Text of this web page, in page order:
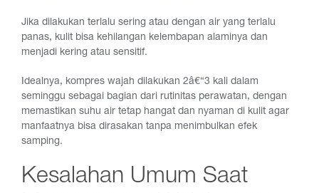
Jika dilakukan terlalu sering atau dengan air yang terlalu
panas, kulit bisa kehilangan kelembapan alaminya dan
menjadi kering atau sensitif.
Idealnya, kompres wajah dilakukan 2â€“3 kali dalam
seminggu sebagai bagian dari rutinitas perawatan, dengan
memastikan suhu air tetap hangat dan nyaman di kulit agar
manfaatnya bisa dirasakan tanpa menimbulkan efek
samping.
Kesalahan Umum Saat